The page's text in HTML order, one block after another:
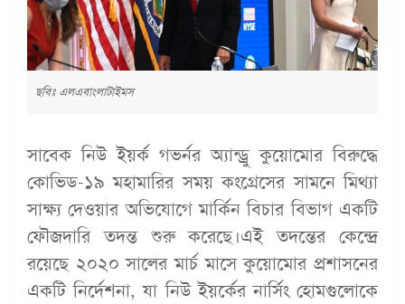
ছবিঃ এলএবাংলাটাইমস
সাবেক নিউ ইয়র্ক গভর্নর অ্যান্ড্রু কুয়োমোর বিরুদ্ধে
কোভিড-১৯ মহামারির সময় কংগ্রেসের সামনে মিথ্যা
সাক্ষ্য দেওয়ার অভিযোগে মার্কিন বিচার বিভাগ একটি
ফৌজদারি তদন্ত শুরু করেছে।এই তদন্তের কেন্দ্রে
রয়েছে ২০২০ সালের মার্চ মাসে কুয়োমোর প্রশাসনের
একটি নির্দেশনা, যা নিউ ইয়র্কের নার্সিং হোমগুলোকে